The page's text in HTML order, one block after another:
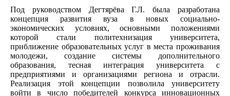
Под руководством Дегтярёва Г.Л. была разработана
концепция развития вуза в новых социально-
экономических условиях, основными положениями
которой стали политехнизация университета,
приближение образовательных услуг в места проживания
молодежи, создание системы дополнительного
образования, тесная интеграция университета с
предприятиями и организациями региона и отрасли.
Реализация этой концепции позволила университету
войти в число победителей конкурса инновационных